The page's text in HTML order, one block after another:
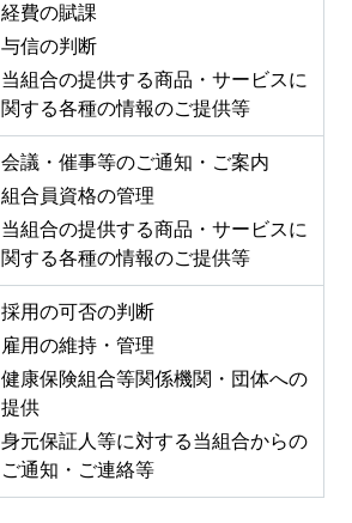
経費の賦課
与信の判断
当組合の提供する商品・サービスに
関する各種の情報のご提供等
会議・催事等のご通知・ご案内
組合員資格の管理
当組合の提供する商品・サービスに
関する各種の情報のご提供等
採用の可否の判断
雇用の維持・管理
健康保険組合等関係機関・団体への
提供
身元保証人等に対する当組合からの
ご通知・ご連絡等